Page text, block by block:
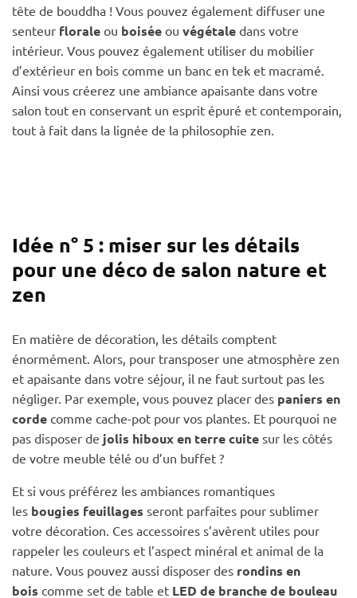
tête de bouddha ! Vous pouvez également diffuser une
senteur florale ou boisée ou végétale dans votre
intérieur. Vous pouvez également utiliser du mobilier
d’extérieur en bois comme un banc en tek et macramé.
Ainsi vous créerez une ambiance apaisante dans votre
salon tout en conservant un esprit épuré et contemporain,
tout à fait dans la lignée de la philosophie zen.
Idée n° 5 : miser sur les détails
pour une déco de salon nature et
zen
En matière de décoration, les détails comptent
énormément. Alors, pour transposer une atmosphère zen
et apaisante dans votre séjour, il ne faut surtout pas les
négliger. Par exemple, vous pouvez placer des paniers en
corde comme cache-pot pour vos plantes. Et pourquoi ne
pas disposer de jolis hiboux en terre cuite sur les côtés
de votre meuble télé ou d’un buffet ?
Et si vous préférez les ambiances romantiques
les bougies feuillages seront parfaites pour sublimer
votre décoration. Ces accessoires s’avèrent utiles pour
rappeler les couleurs et l’aspect minéral et animal de la
nature. Vous pouvez aussi disposer des rondins en
bois comme set de table et LED de branche de bouleau